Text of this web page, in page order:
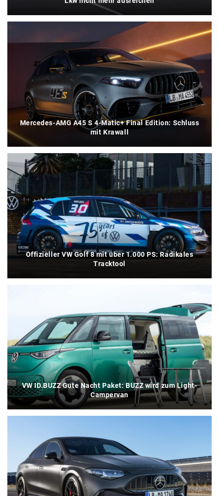
Mercedes-AMG A45 S 4-Matic+ Final Edition: Schluss
mit Krawall
Offizieller VW Golf 8 mit über 1.000 PS: Radikales
Tracktool
VW ID.BUZZ Gute Nacht Paket: BUZZ wird zum Light-
Campervan